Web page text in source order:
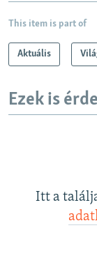
This item is part of
Aktuális
Ezek is
Itt a